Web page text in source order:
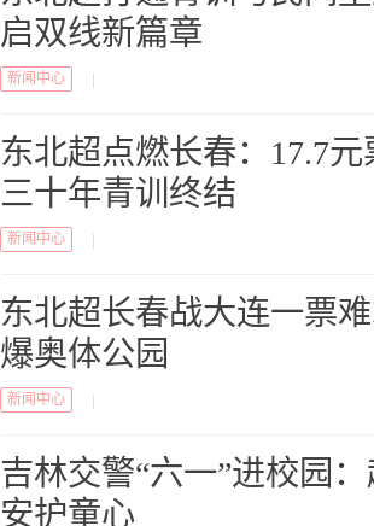
启双线新篇章
新闻中心
东北超点燃长春：17.7
三十年青训终结
新闻中心
东北超长春战大连一票
爆奥体公园
新闻中心
吉林交警“六一”进校园
安护童心